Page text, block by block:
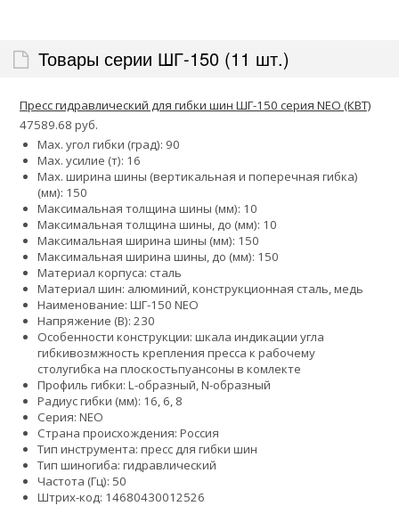
Товары серии ШГ-150 (11 шт.)
Пресс гидравлический для гибки шин ШГ-150 серия NEO (КВТ)
47589.68 руб.
Max. угол гибки (град): 90
Max. усилие (т): 16
Max. ширина шины (вертикальная и поперечная гибка)
(мм): 150
Максимальная толщина шины (мм): 10
Максимальная толщина шины, до (мм): 10
Максимальная ширина шины (мм): 150
Максимальная ширина шины, до (мм): 150
Материал корпуса: сталь
Материал шин: алюминий, конструкционная сталь, медь
Наименование: ШГ-150 NEO
Напряжение (В): 230
Особенности конструкции: шкала индикации угла
гибкивозмжность крепления пресса к рабочему
столугибка на плоскостьпуансоны в комлекте
Профиль гибки: L-образный, N-образный
Радиус гибки (мм): 16, 6, 8
Серия: NEO
Страна происхождения: Россия
Тип инструмента: пресс для гибки шин
Тип шиногиба: гидравлический
Частота (Гц): 50
Штрих-код: 14680430012526